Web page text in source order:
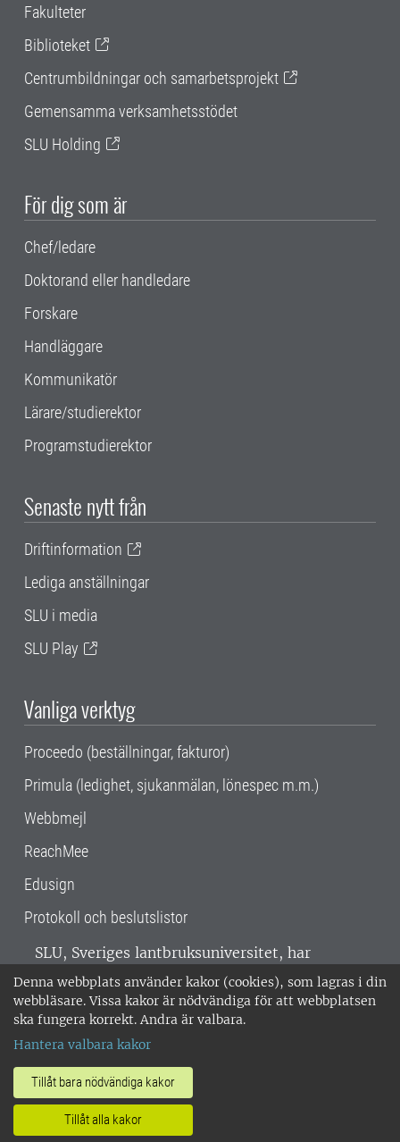
Denna webbplats använder kakor (cookies), som lagras i din
webbläsare. Vissa kakor är nödvändiga för att webbplatsen
ska fungera korrekt. Andra är valbara.
Hantera valbara kakor
Tillåt bara nödvändiga kakor
Tillåt alla kakor
Fakulteter
Biblioteket
Centrumbildningar och samarbetsprojekt
Gemensamma verksamhetsstödet
SLU Holding
För dig som är
Chef/ledare
Doktorand eller handledare
Forskare
Handläggare
Kommunikatör
Lärare/studierektor
Programstudierektor
Senaste nytt från
Driftinformation
Lediga anställningar
SLU i media
SLU Play
Vanliga verktyg
Proceedo (beställningar, fakturor)
Primula (ledighet, sjukanmälan, lönespec m.m.)
Webbmejl
ReachMee
Edusign
Protokoll och beslutslistor
SLU, Sveriges lantbruksuniversitet, har
verksamhet över hela Sverige. Huvudorter är
Alnarp, Uppsala och Umeå.SLU är
miljöcertifierat enligt ISO 14001. •
018-67 10 00 • Org nr: 202100-2817 •
Om SLU:s webbplatser
•Hantera kakor•Behandling av
personuppgifter